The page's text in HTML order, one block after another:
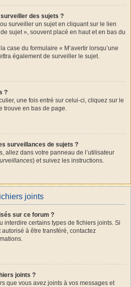
des sujets ?
surveiller un sujet en cliquant sur le lien
sujet », souvent placé en haut et en bas du
case du formulaire « M’avertir lorsqu’une
également de surveiller le sujet.
?
une fois entré sur celui-ci, cliquez sur le
trouve en bas de page.
surveillances de sujets ?
allez dans votre panneau de l’utilisateur
) et suivez les instructions.
joints
sur ce forum ?
interdire certains types de fichiers joints. Si
à être transféré, contactez
joints ?
que vous avez joints à vos messages et